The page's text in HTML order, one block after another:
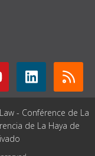
- Conférence de La
de La Haya de